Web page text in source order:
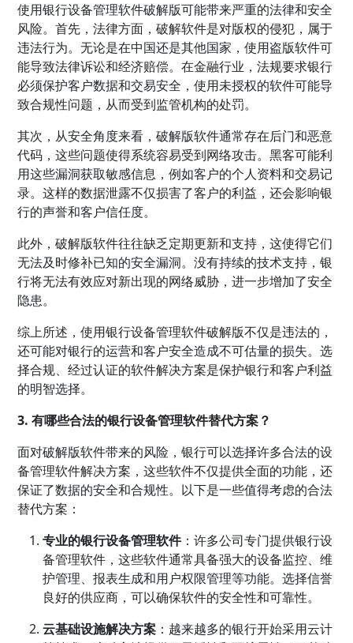
使用银行设备管理软件破解版可能带来严重的法律和安全
风险。首先，法律方面，破解软件是对版权的侵犯，属于
违法行为。无论是在中国还是其他国家，使用盗版软件可
能导致法律诉讼和经济赔偿。在金融行业，法规要求银行
必须保护客户数据和交易安全，使用未授权的软件可能导
致合规性问题，从而受到监管机构的处罚。
其次，从安全角度来看，破解版软件通常存在后门和恶意
代码，这些问题使得系统容易受到网络攻击。黑客可能利
用这些漏洞获取敏感信息，例如客户的个人资料和交易记
录。这样的数据泄露不仅损害了客户的利益，还会影响银
行的声誉和客户信任度。
此外，破解版软件往往缺乏定期更新和支持，这使得它们
无法及时修补已知的安全漏洞。没有持续的技术支持，银
行将无法有效应对新出现的网络威胁，进一步增加了安全
隐患。
综上所述，使用银行设备管理软件破解版不仅是违法的，
还可能对银行的运营和客户安全造成不可估量的损失。选
择合规、经过认证的软件解决方案是保护银行和客户利益
的明智选择。
3. 有哪些合法的银行设备管理软件替代方案？
面对破解版软件带来的风险，银行可以选择许多合法的设
备管理软件解决方案，这些软件不仅提供全面的功能，还
保证了数据的安全和合规性。以下是一些值得考虑的合法
替代方案：
专业的银行设备管理软件：许多公司专门提供银行设
备管理软件，这些软件通常具备强大的设备监控、维
护管理、报表生成和用户权限管理等功能。选择信誉
良好的供应商，可以确保软件的安全性和可靠性。
云基础设施解决方案 ：越来越多的银行开始采用云计